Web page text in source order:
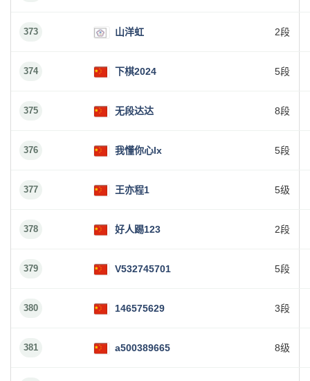
373 山洋虹 2段
374 下棋2024 5段
375 无段达达 8段
376 我懂你心lx 5段
377 王亦程1 5级
378 好人踢123 2段
379 V532745701 5段
380 146575629 3段
381 a500389665 8级